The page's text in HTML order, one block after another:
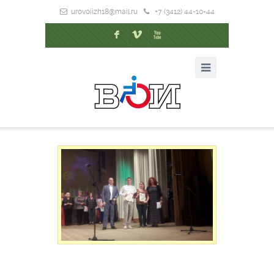
urovoiizh18@mail.ru +7 (3412) 44-10-44
F V X